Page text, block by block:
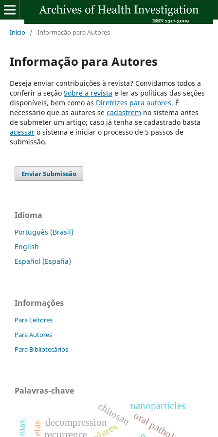
Início / Informação para Autores
Informação para Autores
Deseja enviar contribuições à revista? Convidamos todos a
conferir a seção Sobre a revista e ler as políticas das seções
disponíveis, bem como as Diretrizes para autores. É
necessário que os autores se cadastrem no sistema antes
de submeter um artigo; caso já tenha se cadastrado basta
acessaro sistema e iniciar o processo de 5 passos de
submissão.
Enviar Submissão
Idioma
Português (Brasil)
English
Español (España)
Informações
Para Leitores
Para Autores
Para Bibliotecários
Palavras-chave
recurrence
decompressionchitosannanoparticles